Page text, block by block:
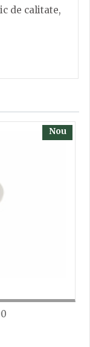
de calitate,
dvs. Pentru
fiți înregistrat.
Nou